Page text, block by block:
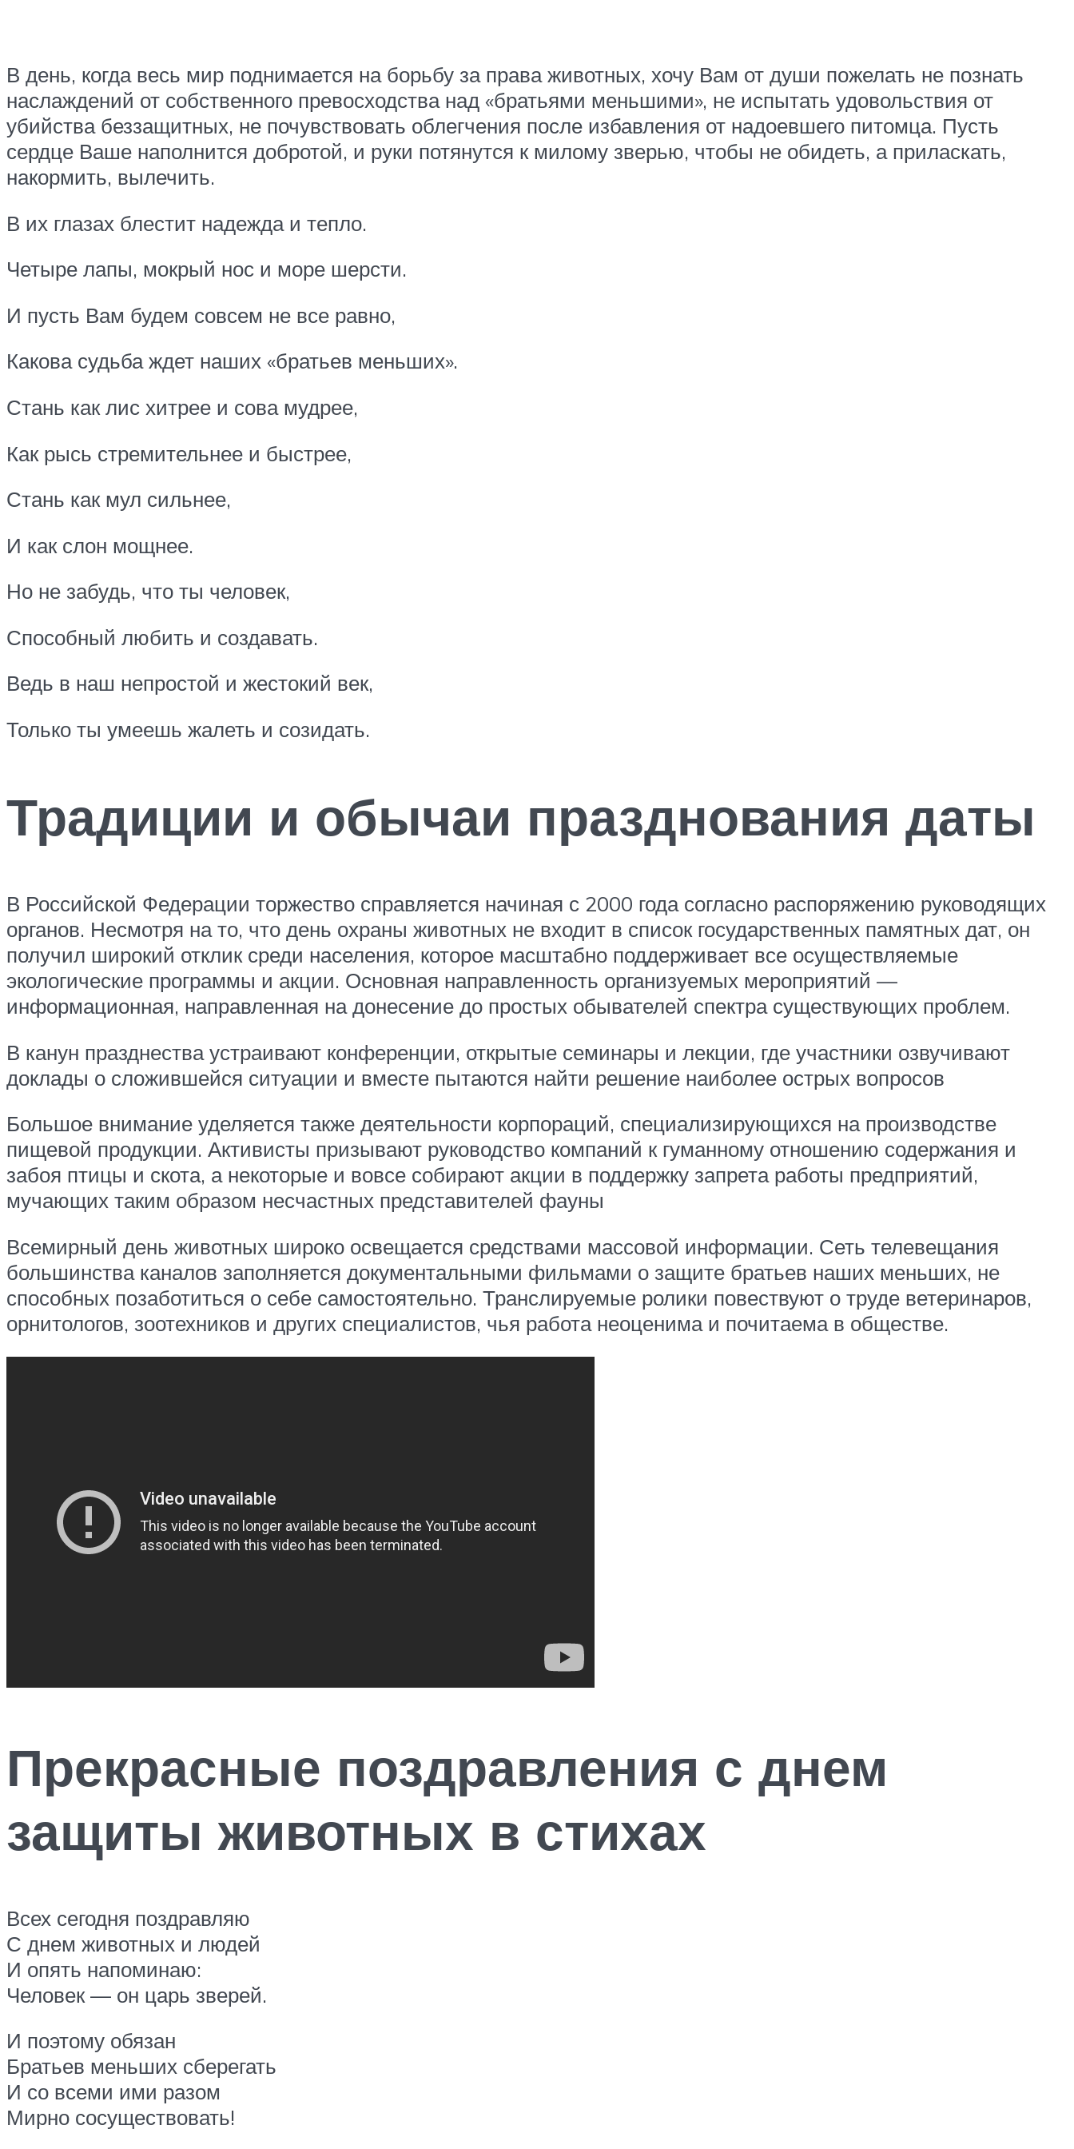
В день, когда весь мир поднимается на борьбу за права животных, хочу Вам от души пожелать не познать
наслаждений от собственного превосходства над «братьями меньшими», не испытать удовольствия от
убийства беззащитных, не почувствовать облегчения после избавления от надоевшего питомца. Пусть
сердце Ваше наполнится добротой, и руки потянутся к милому зверью, чтобы не обидеть, а приласкать,
накормить, вылечить.
В их глазах блестит надежда и тепло.
Четыре лапы, мокрый нос и море шерсти.
И пусть Вам будем совсем не все равно,
Какова судьба ждет наших «братьев меньших».
Стань как лис хитрее и сова мудрее,
Как рысь стремительнее и быстрее,
Стань как мул сильнее,
И как слон мощнее.
Но не забудь, что ты человек,
Способный любить и создавать.
Ведь в наш непростой и жестокий век,
Только ты умеешь жалеть и созидать.
Традиции и обычаи празднования даты
В Российской Федерации торжество справляется начиная с 2000 года согласно распоряжению руководящих
органов. Несмотря на то, что день охраны животных не входит в список государственных памятных дат, он
получил широкий отклик среди населения, которое масштабно поддерживает все осуществляемые
экологические программы и акции. Основная направленность организуемых мероприятий —
информационная, направленная на донесение до простых обывателей спектра существующих проблем.
В канун празднества устраивают конференции, открытые семинары и лекции, где участники озвучивают
доклады о сложившейся ситуации и вместе пытаются найти решение наиболее острых вопросов
Большое внимание уделяется также деятельности корпораций, специализирующихся на производстве
пищевой продукции. Активисты призывают руководство компаний к гуманному отношению содержания и
забоя птицы и скота, а некоторые и вовсе собирают акции в поддержку запрета работы предприятий,
мучающих таким образом несчастных представителей фауны
Всемирный день животных широко освещается средствами массовой информации. Сеть телевещания
большинства каналов заполняется документальными фильмами о защите братьев наших меньших, не
способных позаботиться о себе самостоятельно. Транслируемые ролики повествуют о труде ветеринаров,
орнитологов, зоотехников и других специалистов, чья работа неоценима и почитаема в обществе.
Прекрасные поздравления с днем
защиты животных в стихах
Всех сегодня поздравляю
С днем животных и людей
И опять напоминаю:
Человек — он царь зверей.
И поэтому обязан
Братьев меньших сберегать
И со всеми ими разом
Мирно сосуществовать!